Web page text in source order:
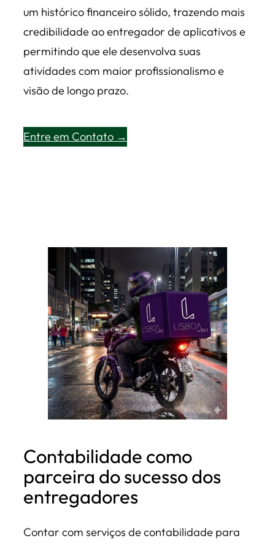
um histórico financeiro sólido, trazendo mais
credibilidade ao entregador de aplicativos e
permitindo que ele desenvolva suas
atividades com maior profissionalismo e
visão de longo prazo.
Entre em Contato →
Contabilidade como
parceira do sucesso dos
entregadores
Contar com serviços de contabilidade para